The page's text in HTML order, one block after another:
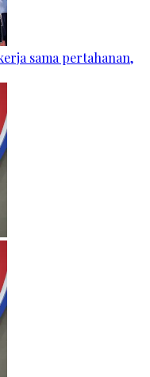
sama pertahanan,